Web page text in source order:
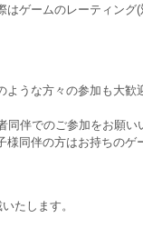
ゲームのレーティング
うな方々の参加も大歓
同伴でのご参加をお願
同伴の方はお持ちのゲ
たします。